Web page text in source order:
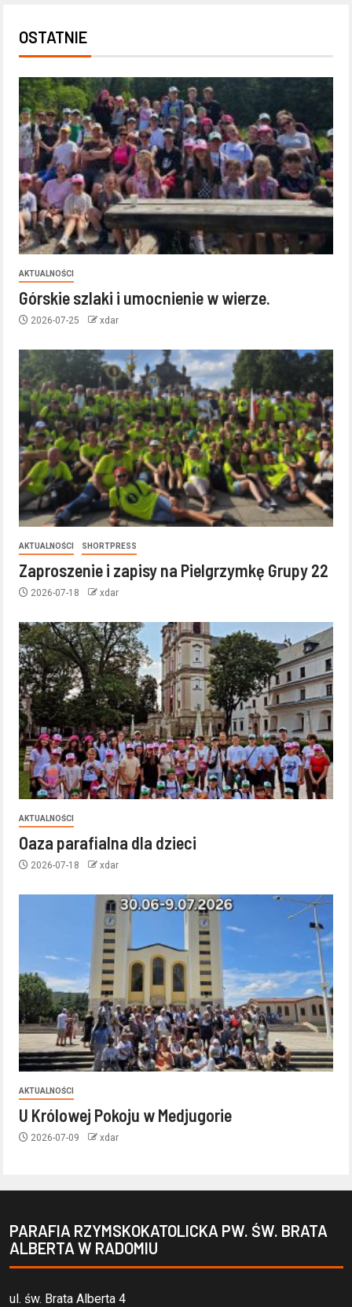
OSTATNIE
AKTUALNOŚCI
Górskie szlaki i umocnienie w wierze.
2026-07-25 xdar
AKTUALNOŚCI SHORTPRESS
Zaproszenie i zapisy na Pielgrzymkę Grupy 22
2026-07-18 xdar
AKTUALNOŚCI
Oaza parafialna dla dzieci
2026-07-18 xdar
AKTUALNOŚCI
U Królowej Pokoju w Medjugorie
2026-07-09 xdar
PARAFIA RZYMSKOKATOLICKA PW. ŚW. BRATA
ALBERTA W RADOMIU
ul. św. Brata Alberta 4